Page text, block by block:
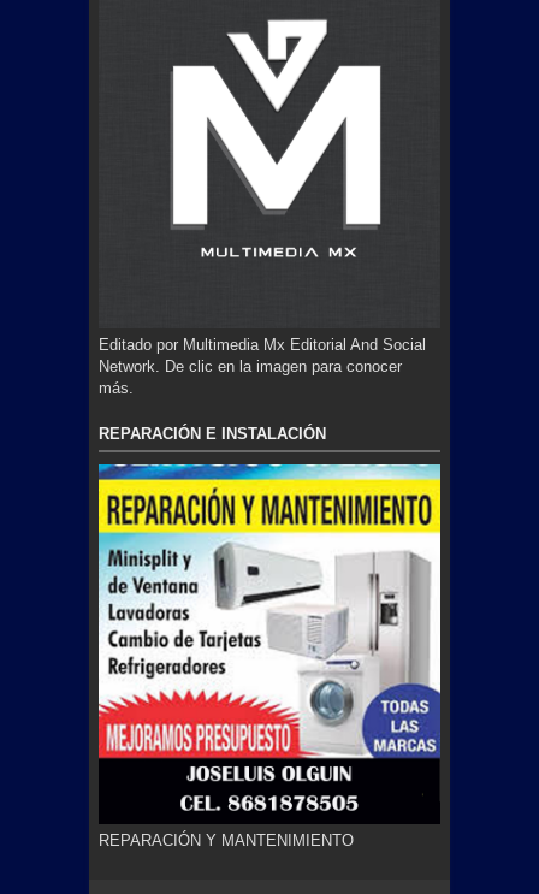
Editado por Multimedia Mx Editorial And Social
Network. De clic en la imagen para conocer
más.
REPARACIÓN E INSTALACIÓN
REPARACIÓN Y MANTENIMIENTO